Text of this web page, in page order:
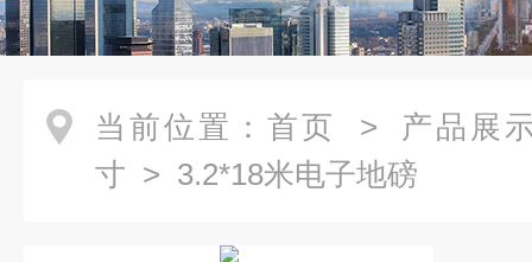
当前位置： 首页 > 产品展
寸 > 3.2*18米电子地磅